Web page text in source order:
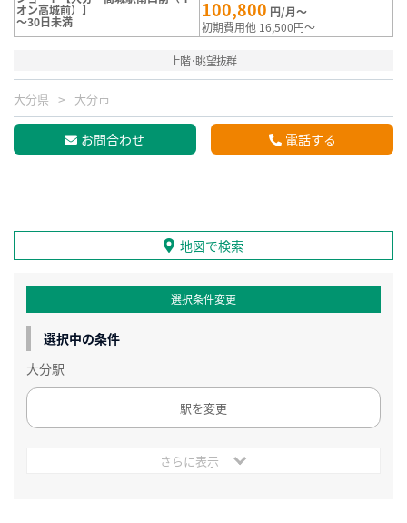
オン高城前）】
～30日未満
100,800 円/月～
初期費用他 16,500円～
上階･眺望抜群
大分県 大分市
お問合わせ 電話する
地図で検索
選択条件変更
選択中の条件
大分駅
駅を変更
さらに表示